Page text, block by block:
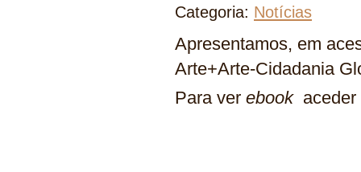
Categoria: Notícias
Apresentamos, em
Arte+Arte-Cidadania
Para ver ebookaceder